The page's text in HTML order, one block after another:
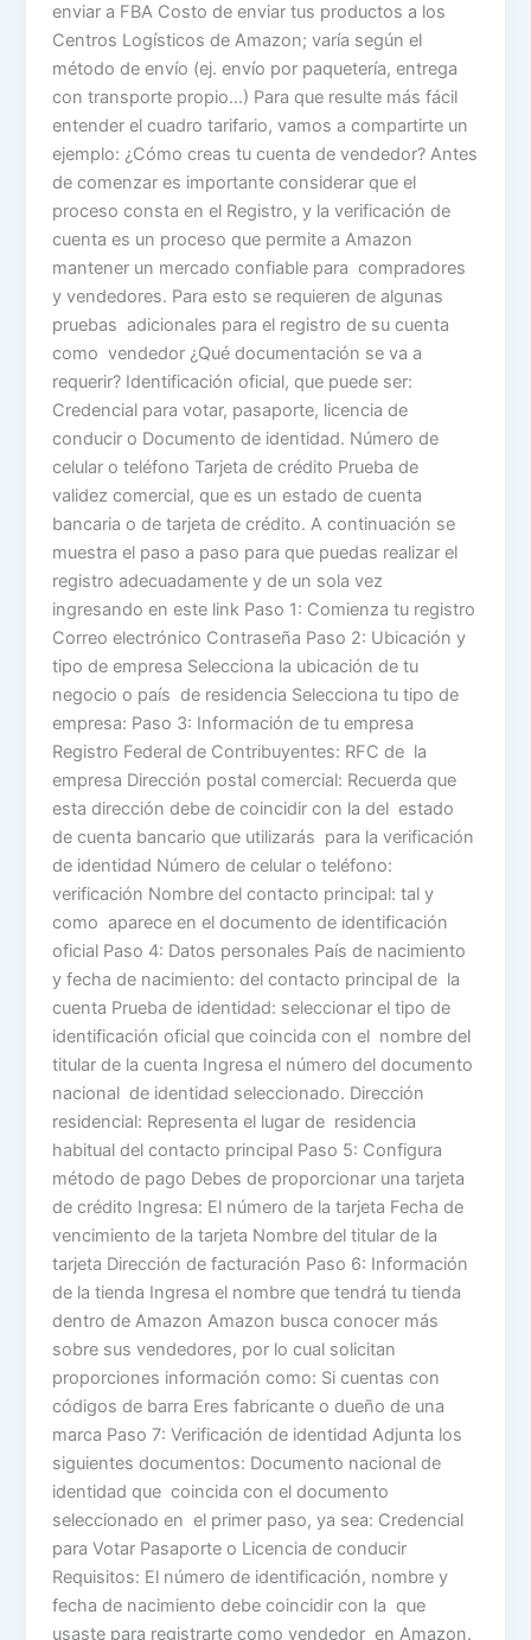
enviar a FBA Costo de enviar tus productos a los
Centros Logísticos de Amazon; varía según el
método de envío (ej. envío por paquetería, entrega
con transporte propio…) Para que resulte más fácil
entender el cuadro tarifario, vamos a compartirte un
ejemplo: ¿Cómo creas tu cuenta de vendedor? Antes
de comenzar es importante considerar que el
proceso consta en el Registro, y la verificación de
cuenta es un proceso que permite a Amazon
mantener un mercado confiable para compradores
y vendedores. Para esto se requieren de algunas
pruebas adicionales para el registro de su cuenta
como vendedor ¿Qué documentación se va a
requerir? Identificación oficial, que puede ser:
Credencial para votar, pasaporte, licencia de
conducir o Documento de identidad. Número de
celular o teléfono Tarjeta de crédito Prueba de
validez comercial, que es un estado de cuenta
bancaria o de tarjeta de crédito. A continuación se
muestra el paso a paso para que puedas realizar el
registro adecuadamente y de un sola vez
ingresando en este link Paso 1: Comienza tu registro
Correo electrónico Contraseña Paso 2: Ubicación y
tipo de empresa Selecciona la ubicación de tu
negocio o país de residencia Selecciona tu tipo de
empresa: Paso 3: Información de tu empresa
Registro Federal de Contribuyentes: RFC de la
empresa Dirección postal comercial: Recuerda que
esta dirección debe de coincidir con la del estado
de cuenta bancario que utilizarás para la verificación
de identidad Número de celular o teléfono:
verificación Nombre del contacto principal: tal y
como aparece en el documento de identificación
oficial Paso 4: Datos personales País de nacimiento
y fecha de nacimiento: del contacto principal de la
cuenta Prueba de identidad: seleccionar el tipo de
identificación oficial que coincida con el nombre del
titular de la cuenta Ingresa el número del documento
nacional de identidad seleccionado. Dirección
residencial: Representa el lugar de residencia
habitual del contacto principal Paso 5: Configura
método de pago Debes de proporcionar una tarjeta
de crédito Ingresa: El número de la tarjeta Fecha de
vencimiento de la tarjeta Nombre del titular de la
tarjeta Dirección de facturación Paso 6: Información
de la tienda Ingresa el nombre que tendrá tu tienda
dentro de Amazon Amazon busca conocer más
sobre sus vendedores, por lo cual solicitan
proporciones información como: Si cuentas con
códigos de barra Eres fabricante o dueño de una
marca Paso 7: Verificación de identidad Adjunta los
siguientes documentos: Documento nacional de
identidad que coincida con el documento
seleccionado en el primer paso, ya sea: Credencial
para Votar Pasaporte o Licencia de conducir
Requisitos: El número de identificación, nombre y
fecha de nacimiento debe coincidir con la que
usaste para registrarte como vendedor en Amazon.